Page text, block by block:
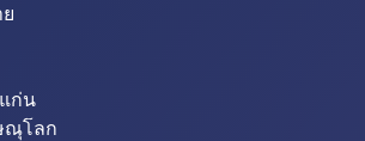
ก่น
ณุโลก